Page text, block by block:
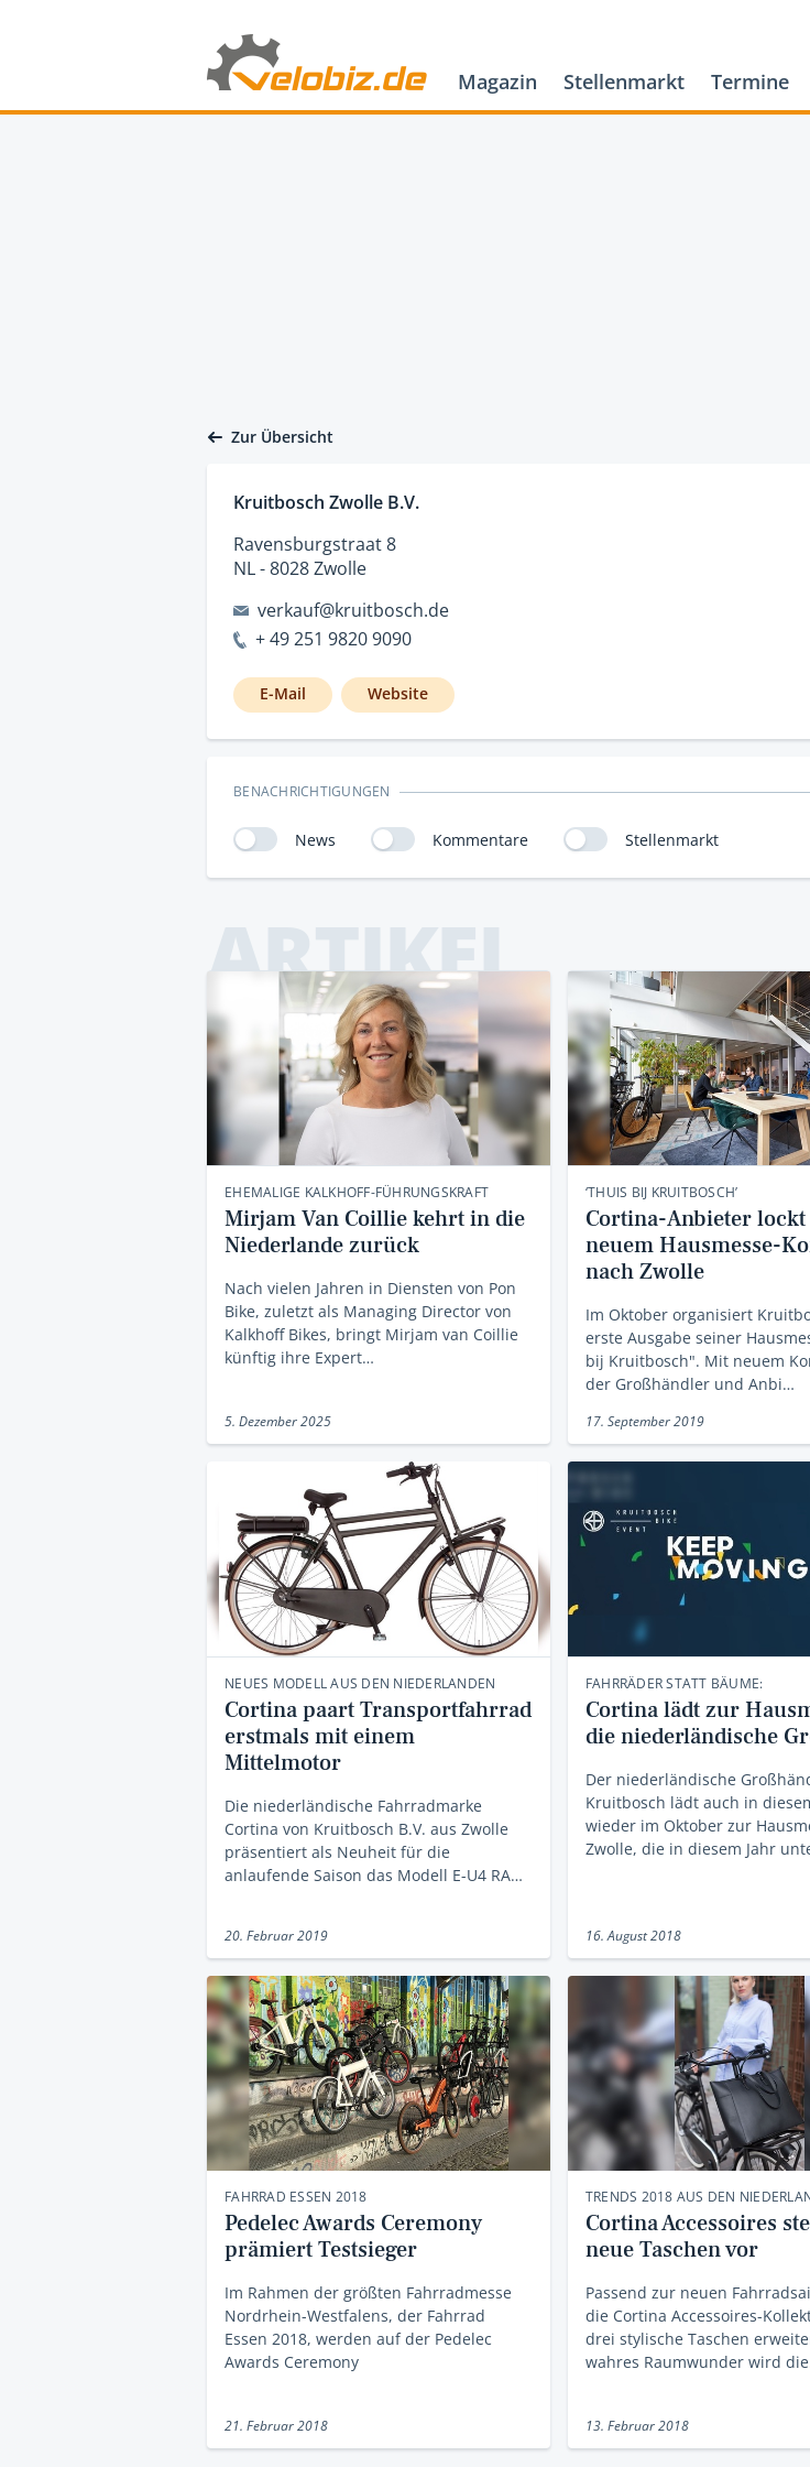
Magazin Stellenmarkt Termine
Zur Übersicht
Kruitbosch Zwolle B.V.
Ravensburgstraat 8
NL - 8028 Zwolle
verkauf@kruitbosch.de
+ 49 251 9820 9090
E-Mail Website
BENACHRICHTIGUNGEN
News Kommentare Stellenmarkt
ARTIKEL
EHEMALIGE KALKHOFF-FÜHRUNGSKRAFT
Mirjam Van Coillie kehrt in die
Niederlande zurück
Nach vielen Jahren in Diensten von Pon
Bike, zuletzt als Managing Director von
Kalkhoff Bikes, bringt Mirjam van Coillie
künftig ihre Expert…
5. Dezember 2025
‘THUIS BIJ KRUITBOSCH’
Cortina-Anbieter
neuem Hausmesse-
nach Zwolle
Im Oktober organisiert
erste Ausgabe seiner
bij Kruitbosch". Mit neuem
der Großhändler und Anbi…
17. September 2019
NEUES MODELL AUS DEN NIEDERLANDEN
Cortina paart Transportfahrrad
erstmals mit einem
Mittelmotor
Die niederländische Fahrradmarke
Cortina von Kruitbosch B.V. aus Zwolle
präsentiert als Neuheit für die
anlaufende Saison das Modell E-U4 RA…
20. Februar 2019
FAHRRÄDER STATT BÄUME:
Cortina lädt zur
die niederländische
Der niederländische
Kruitbosch lädt auch in
wieder im Oktober zur
Zwolle, die in diesem Jahr
16. August 2018
FAHRRAD ESSEN 2018
Pedelec Awards Ceremony
prämiert Testsieger
Im Rahmen der größten Fahrradmesse
Nordrhein-Westfalens, der Fahrrad
Essen 2018, werden auf der Pedelec
Awards Ceremony
21. Februar 2018
TRENDS 2018 AUS DEN
Cortina Accessoires
neue Taschen vor
Passend zur neuen
die Cortina Accessoires-
drei stylische Taschen
wahres Raumwunder wird
13. Februar 2018